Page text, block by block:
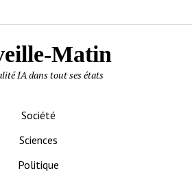
Matin
IA dans tout ses états
Société
Sciences
Politique